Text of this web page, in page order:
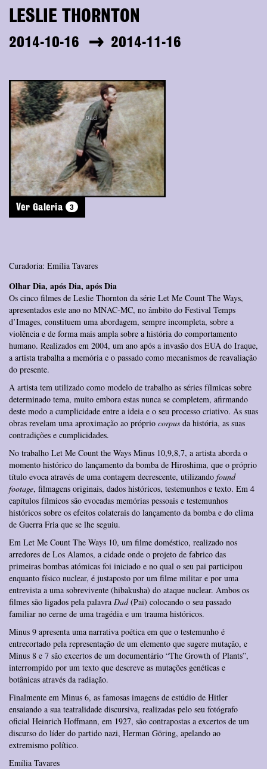
LESLIE THORNTON
2014-10-16 2014-11-16
Ver Galeria 3
Curadoria: Emília Tavares
Olhar Dia, após Dia, após Dia
Os cinco filmes de Leslie Thornton da série Let Me Count The Ways,
apresentados este ano no MNAC-MC, no âmbito do Festival Temps
d’Images, constituem uma abordagem, sempre incompleta, sobre a
violência e de forma mais ampla sobre a história do comportamento
humano. Realizados em 2004, um ano após a invasão dos EUA do Iraque,
a artista trabalha a memória e o passado como mecanismos de reavaliação
do presente.
A artista tem utilizado como modelo de trabalho as séries fílmicas sobre
determinado tema, muito embora estas nunca se completem, afirmando
deste modo a cumplicidade entre a ideia e o seu processo criativo. As suas
obras revelam uma aproximação ao próprio corpus da história, as suas
contradições e cumplicidades.
No trabalho Let Me Count the Ways Minus 10,9,8,7, a artista aborda o
momento histórico do lançamento da bomba de Hiroshima, que o próprio
título evoca através de uma contagem decrescente, utilizando found
footage, filmagens originais, dados históricos, testemunhos e texto. Em 4
capítulos fílmicos são evocadas memórias pessoais e testemunhos
históricos sobre os efeitos colaterais do lançamento da bomba e do clima
de Guerra Fria que se lhe seguiu.
Em Let Me Count The Ways 10, um filme doméstico, realizado nos
arredores de Los Alamos, a cidade onde o projeto de fabrico das
primeiras bombas atómicas foi iniciado e no qual o seu pai participou
enquanto físico nuclear, é justaposto por um filme militar e por uma
entrevista a uma sobrevivente (hibakusha) do ataque nuclear. Ambos os
filmes são ligados pela palavra Dad(Pai) colocando o seu passado
familiar no cerne de uma tragédia e um trauma históricos.
Minus 9 apresenta uma narrativa poética em que o testemunho é
entrecortado pela representação de um elemento que sugere mutação, e
Minus 8 e 7 são excertos de um documentário “The Growth of Plants”,
interrompido por um texto que descreve as mutações genéticas e
botânicas através da radiação.
Finalmente em Minus 6, as famosas imagens de estúdio de Hitler
ensaiando a sua teatralidade discursiva, realizadas pelo seu fotógrafo
oficial Heinrich Hoffmann, em 1927, são contrapostas a excertos de um
discurso do líder do partido nazi, Herman Göring, apelando ao
extremismo político.
Emília Tavares